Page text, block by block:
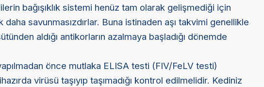
bağışıklık sistemi henüz tam olarak gelişmediği için
daha savunmasızdırlar. Buna istinaden aşı takvimi genellikle
aldığı antikorların azalmaya başladığı dönemde
önce mutlaka ELISA testi (FIV/FeLV testi)
virüsü taşıyıp taşımadığı kontrol edilmelidir. Kediniz